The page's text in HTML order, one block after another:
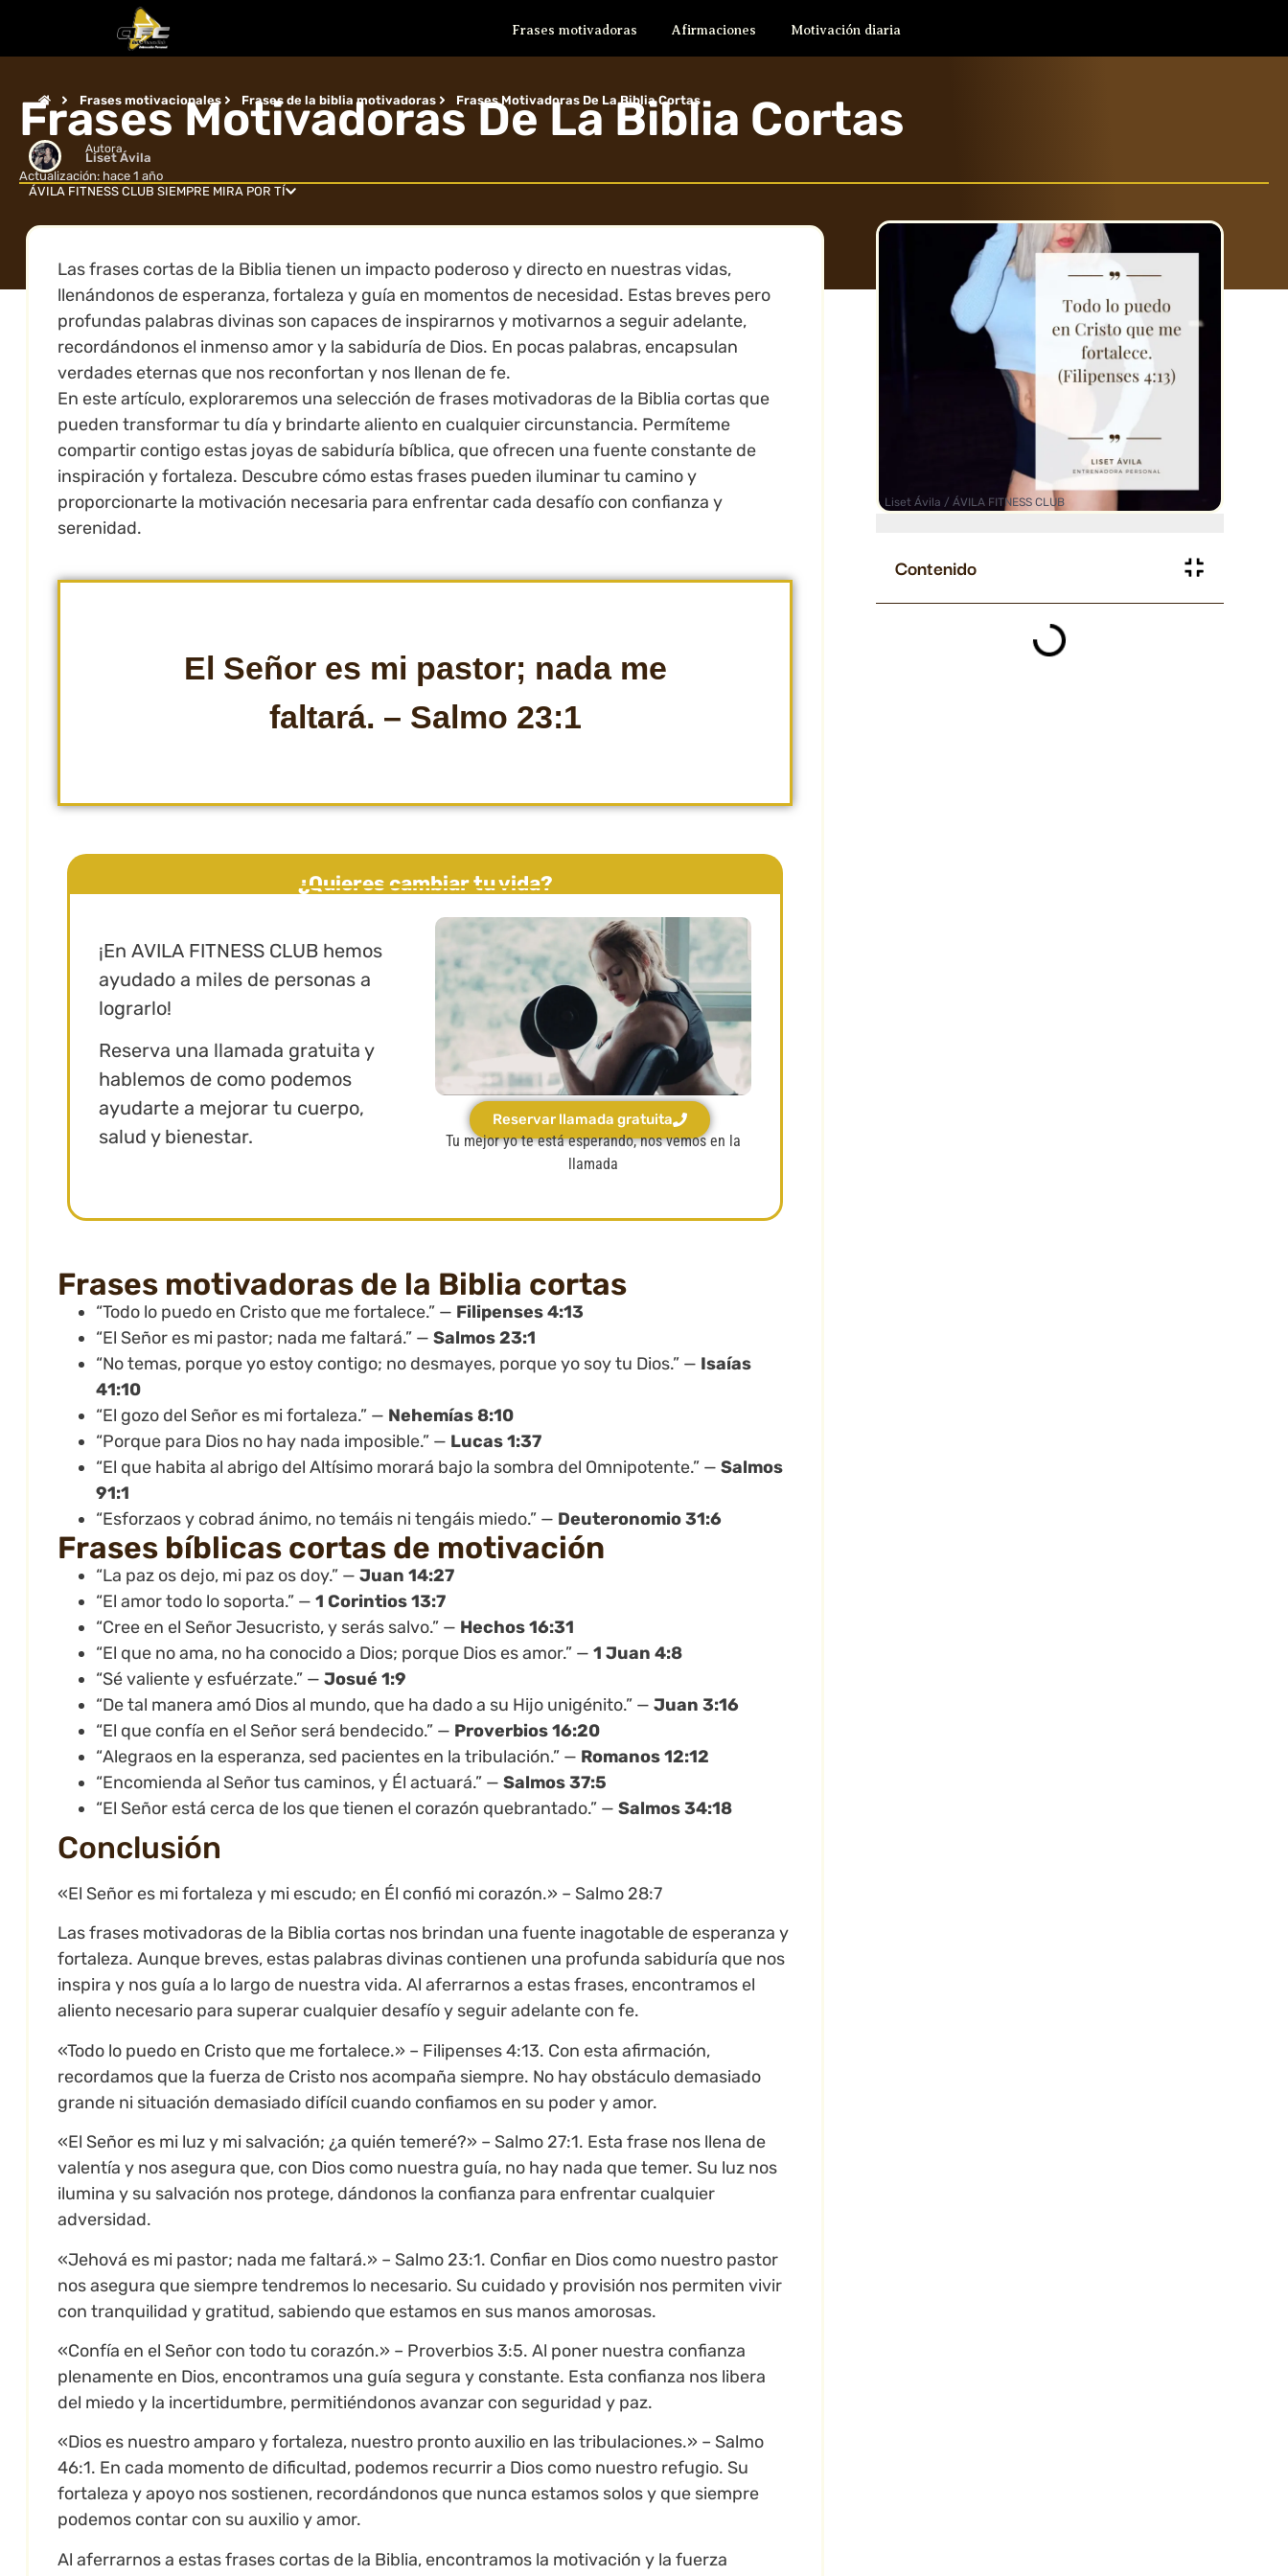
Frases motivadoras Afirmaciones Motivación diaria
Frases motivacionales Frases de la biblia motivadoras Frases Motivadoras De La Biblia Cortas
Frases Motivadoras De La Biblia Cortas
Autora
Liset Ávila
Actualización: hace 1 año
ÁVILA FITNESS CLUB SIEMPRE MIRA POR TÍ
Las frases cortas de la Biblia tienen un impacto poderoso y directo en nuestras vidas,
llenándonos de esperanza, fortaleza y guía en momentos de necesidad. Estas breves pero
profundas palabras divinas son capaces de inspirarnos y motivarnos a seguir adelante,
recordándonos el inmenso amor y la sabiduría de Dios. En pocas palabras, encapsulan
verdades eternas que nos reconfortan y nos llenan de fe.
En este artículo, exploraremos una selección de frases motivadoras de la Biblia cortas que
pueden transformar tu día y brindarte aliento en cualquier circunstancia. Permíteme
compartir contigo estas joyas de sabiduría bíblica, que ofrecen una fuente constante de
inspiración y fortaleza. Descubre cómo estas frases pueden iluminar tu camino y
proporcionarte la motivación necesaria para enfrentar cada desafío con confianza y
serenidad.
El Señor es mi pastor; nada me
faltará. – Salmo 23:1
¿Quieres cambiar tu vida?
¡En AVILA FITNESS CLUB hemos
ayudado a miles de personas a
lograrlo!
Reserva una llamada gratuita y
hablemos de como podemos
ayudarte a mejorar tu cuerpo,
salud y bienestar.
Reservar llamada gratuita
Tu mejor yo te está esperando, nos vemos en la
llamada
Frases motivadoras de la Biblia cortas
“Todo lo puedo en Cristo que me fortalece.” — Filipenses 4:13
“El Señor es mi pastor; nada me faltará.” — Salmos 23:1
“No temas, porque yo estoy contigo; no desmayes, porque yo soy tu Dios.” — Isaías
41:10
“El gozo del Señor es mi fortaleza.” — Nehemías 8:10
“Porque para Dios no hay nada imposible.” — Lucas 1:37
“El que habita al abrigo del Altísimo morará bajo la sombra del Omnipotente.” — Salmos
91:1
“Esforzaos y cobrad ánimo, no temáis ni tengáis miedo.” — Deuteronomio 31:6
Frases bíblicas cortas de motivación
“La paz os dejo, mi paz os doy.” — Juan 14:27
“El amor todo lo soporta.” — 1 Corintios 13:7
“Cree en el Señor Jesucristo, y serás salvo.” — Hechos 16:31
“El que no ama, no ha conocido a Dios; porque Dios es amor.” — 1 Juan 4:8
“Sé valiente y esfuérzate.” — Josué 1:9
“De tal manera amó Dios al mundo, que ha dado a su Hijo unigénito.” — Juan 3:16
“El que confía en el Señor será bendecido.” — Proverbios 16:20
“Alegraos en la esperanza, sed pacientes en la tribulación.” — Romanos 12:12
“Encomienda al Señor tus caminos, y Él actuará.” — Salmos 37:5
“El Señor está cerca de los que tienen el corazón quebrantado.” — Salmos 34:18
Conclusión
«El Señor es mi fortaleza y mi escudo; en Él confió mi corazón.» – Salmo 28:7
Las frases motivadoras de la Biblia cortas nos brindan una fuente inagotable de esperanza y
fortaleza. Aunque breves, estas palabras divinas contienen una profunda sabiduría que nos
inspira y nos guía a lo largo de nuestra vida. Al aferrarnos a estas frases, encontramos el
aliento necesario para superar cualquier desafío y seguir adelante con fe.
«Todo lo puedo en Cristo que me fortalece.» – Filipenses 4:13. Con esta afirmación,
recordamos que la fuerza de Cristo nos acompaña siempre. No hay obstáculo demasiado
grande ni situación demasiado difícil cuando confiamos en su poder y amor.
«El Señor es mi luz y mi salvación; ¿a quién temeré?» – Salmo 27:1. Esta frase nos llena de
valentía y nos asegura que, con Dios como nuestra guía, no hay nada que temer. Su luz nos
ilumina y su salvación nos protege, dándonos la confianza para enfrentar cualquier
adversidad.
«Jehová es mi pastor; nada me faltará.» – Salmo 23:1. Confiar en Dios como nuestro pastor
nos asegura que siempre tendremos lo necesario. Su cuidado y provisión nos permiten vivir
con tranquilidad y gratitud, sabiendo que estamos en sus manos amorosas.
«Confía en el Señor con todo tu corazón.» – Proverbios 3:5. Al poner nuestra confianza
plenamente en Dios, encontramos una guía segura y constante. Esta confianza nos libera
del miedo y la incertidumbre, permitiéndonos avanzar con seguridad y paz.
«Dios es nuestro amparo y fortaleza, nuestro pronto auxilio en las tribulaciones.» – Salmo
46:1. En cada momento de dificultad, podemos recurrir a Dios como nuestro refugio. Su
fortaleza y apoyo nos sostienen, recordándonos que nunca estamos solos y que siempre
podemos contar con su auxilio y amor.
Al aferrarnos a estas frases cortas de la Biblia, encontramos la motivación y la fuerza
Liset Ávila / ÁVILA FITNESS CLUB
Contenido